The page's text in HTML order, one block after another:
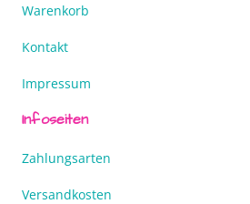
Warenkorb
Kontakt
Impressum
Infoseiten
Zahlungsarten
Versandkosten